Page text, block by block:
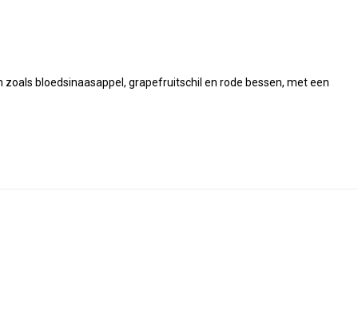
bloedsinaasappel, grapefruitschil en rode bessen, met een